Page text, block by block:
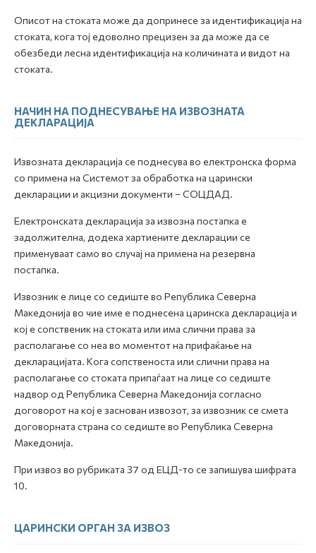
Описот на стоката може да допринесе за идентификација на
стоката, кога тој едоволно прецизен за да може да се
обезбеди лесна идентификација на количината и видот на
стоката.
НАЧИН НА ПОДНЕСУВАЊЕ НА ИЗВОЗНАТА
ДЕКЛАРАЦИЈА
Извозната декларација се поднесува во електронска форма
со примена на Системот за обработка на царински
декларации и акцизни документи – СОЦДАД.
Електронската декларација за извозна постапка е
задолжителна, додека хартиените декларации се
применуваат само во случај на примена на резервна
постапка.
Извозник е лице со седиште во Република Северна
Македонија во чие име е поднесена царинска декларација и
кој е сопственик на стоката или има слични права за
располагање со неа во моментот на прифаќање на
декларацијата. Кога сопственоста или слични права на
располагање со стоката припаѓаат на лице со седиште
надвор од Република Северна Македонија согласно
договорот на кој е заснован извозот, за извозник се смета
договорната страна со седиште во Република Северна
Македонија.
При извоз во рубриката 37 од ЕЦД-то се запишува шифрата
10.
ЦАРИНСКИ ОРГАН ЗА ИЗВОЗ